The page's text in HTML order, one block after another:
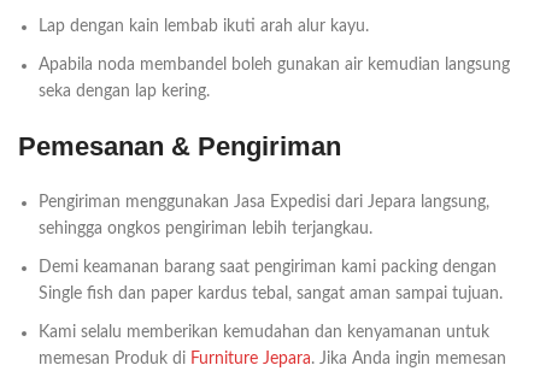
Lap dengan kain lembab ikuti arah alur kayu.
Apabila noda membandel boleh gunakan air kemudian langsung
seka dengan lap kering.
Pemesanan & Pengiriman
Pengiriman menggunakan Jasa Expedisi dari Jepara langsung,
sehingga ongkos pengiriman lebih terjangkau.
Demi keamanan barang saat pengiriman kami packing dengan
Single fish dan paper kardus tebal, sangat aman sampai tujuan.
Kami selalu memberikan kemudahan dan kenyamanan untuk
memesan Produk di Furniture Jepara. Jika Anda ingin memesan